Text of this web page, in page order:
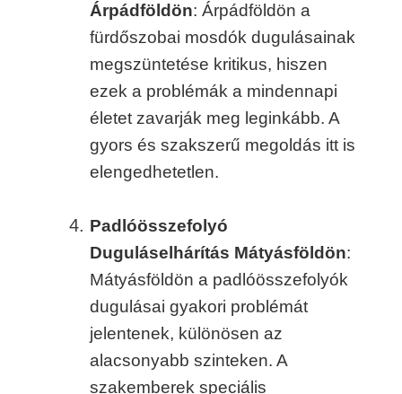
Árpádföldön: Árpádföldön a
fürdőszobai mosdók dugulásainak
megszüntetése kritikus, hiszen
ezek a problémák a mindennapi
életet zavarják meg leginkább. A
gyors és szakszerű megoldás itt is
elengedhetetlen.
Padlóösszefolyó
Duguláselhárítás Mátyásföldön:
Mátyásföldön a padlóösszefolyók
dugulásai gyakori problémát
jelentenek, különösen az
alacsonyabb szinteken. A
szakemberek speciális